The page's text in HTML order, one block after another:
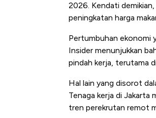
2026. Kendati
peningkatan harga
Pertumbuhan ekonomi
Insider menunjukkan
pindah kerja, terutama
Hal lain yang disorot
Tenaga kerja di Jakarta
tren perekrutan remot